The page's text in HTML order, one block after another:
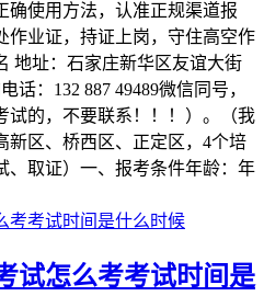
确使用方法，认准正规渠道报
作业证，持证上岗，守住高空作
地址：石家庄新华区友谊大街
话：132 887 49489微信同号，
试的，不要联系！！！）。（我
新区、桥西区、正定区，4个培
、取证）一、报考条件年龄：年
试怎么考考试时间是